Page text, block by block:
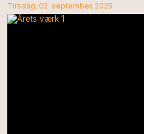
Tirsdag, 02. september, 2025